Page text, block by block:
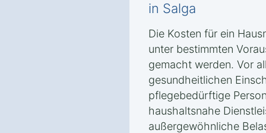
in Salga
Die Kosten für ein
unter bestimmten
gemacht werden. Vor
gesundheitlichen
pflegebedürftige
haushaltsnahe
außergewöhnliche